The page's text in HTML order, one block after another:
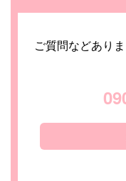
ご質問などあり